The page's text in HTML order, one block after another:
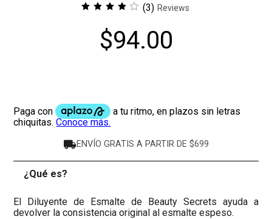
(3) Reviews
$94.00
ENVÍO GRATIS A PARTIR DE $699
¿Qué es?
El Diluyente de Esmalte de Beauty Secrets ayuda a
devolver laconsistencia original al esmalte espeso.